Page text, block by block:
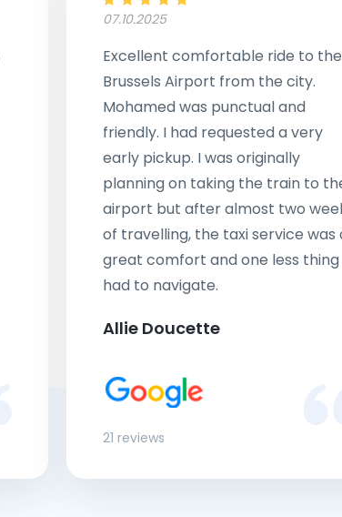
07.10.2025
Excellent comfortable ride to the
Brussels Airport from the city.
Mohamed was punctual and
friendly. I had requested a very
early pickup. I was originally
planning on taking the train to
airport but after almost two
of travelling, the taxi service was
great comfort and one less thing
had to navigate.
Allie Doucette
21 reviews